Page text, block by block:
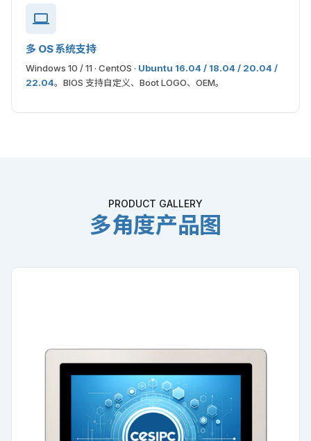
多 OS 系统支持
Windows 10 / 11 · CentOS · Ubuntu 16.04 / 18.04 / 20.04 /
22.04。BIOS 支持自定义、Boot LOGO、OEM。
PRODUCT GALLERY
多角度产品图